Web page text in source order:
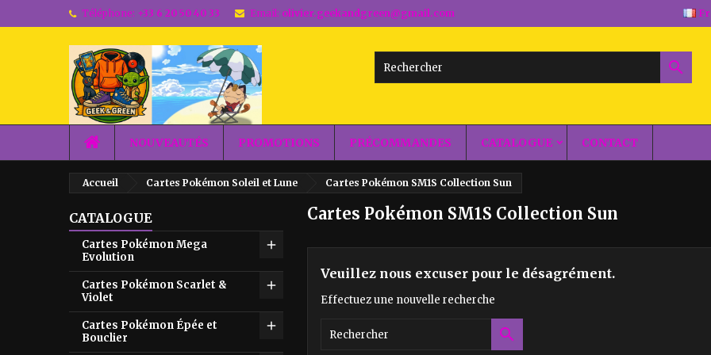
Téléphone: +33 6 20 50 40 33 Email: olivier.geekandgreen@gmail.com

NOUVEAUTÉS PROMOTIONS PRÉCOMMANDES CATALOGUE CONTACT
Accueil Cartes Pokémon Soleil et Lune Cartes Pokémon SM1S Collection Sun
CATALOGUE
Cartes Pokémon Mega
Evolution
Cartes Pokémon Scarlet &
Violet
Cartes Pokémon Épée et
Bouclier
Cartes Pokémon SM1S Collection Sun
Veuillez nous excuser pour le désagrément.
Effectuez une nouvelle recherche
